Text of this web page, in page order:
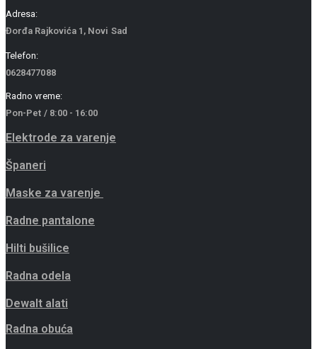
Adresa:
Đorđa Rajkovića 1, Novi Sad
Telefon:
0628477088
Radno vreme:
Pon-Pet / 8:00 - 16:00
Elektrode za varenje
Španeri
Maske za varenje
Radne pantalone
Hilti bušilice
Radna odela
Dewalt alati
Radna obuća